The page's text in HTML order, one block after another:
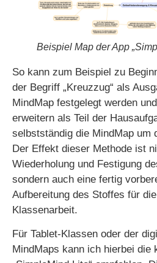
Beispiel Map der App
So kann zum Beispiel zu
der Begriff „Kreuzzug“ als
MindMap festgelegt werden
erweitern als Teil der
selbstständig die MindMap um
Der Effekt dieser Methode ist
Wiederholung und Festigung
sondern auch eine fertig
Aufbereitung des Stoffes für
Klassenarbeit.
Für Tablet-Klassen oder der
MindMaps kann ich hierbei die